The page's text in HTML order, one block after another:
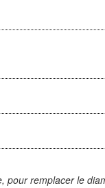
pour remplacer le